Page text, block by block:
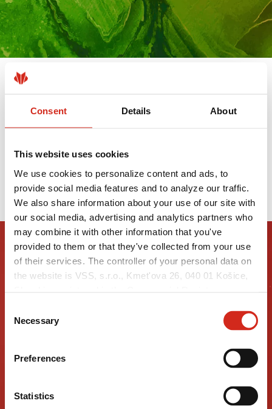
Consent Details About
This website uses cookies
We use cookies to personalize content and ads, to
provide social media features and to analyze our traffic.
We also share information about your use of our site with
our social media, advertising and analytics partners who
may combine it with other information that you've
provided to them or that they've collected from your use
of their services. The controller of your personal data on
the website is VSS, s.r.o., Kmet'ova 26, 040 01 Košice,
Sro, file no.: 51998/V, VAT no.: 2121549375, NIP:
(REGON): (Košice), identification number: 53 915 241,
Selection
Necessary
Preferences
Statistics
UTK SÚ TERAZ DOSTUPNÉ Z
PREČÍTAJTE SI VIAC